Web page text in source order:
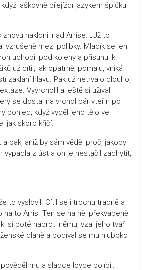
laškovně přejíždí jazykem špičku
naklonil nad Arrise. „Už to
vzrušeně mezi polibky. Mladík se jen
uchopil pod koleny a přisunul k
už cítil, jak opatrně, pomalu, vniká
zaklání hlavu. Pak už netrvalo dlouho,
Vyvrcholil a ještě si užíval
se dostal na vrchol pár vteřin po
pohled, když vyděl jeho tělo ve
jak skoro křičí.
pak, aniž by sám věděl proč, jakoby
vypadla z úst a on je nestačil zachytit,
to vyslovil. Cítil se i trochu trapně a
na to Arris. Ten se na něj překvapeně
si poté naproti němu, vzal jeho tvář
dlaně a podíval se mu hluboko
mu a sladce lovce políbil.